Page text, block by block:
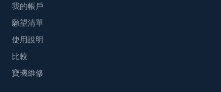
我的帳戶
願望清單
使用說明
比較
寶璣維修